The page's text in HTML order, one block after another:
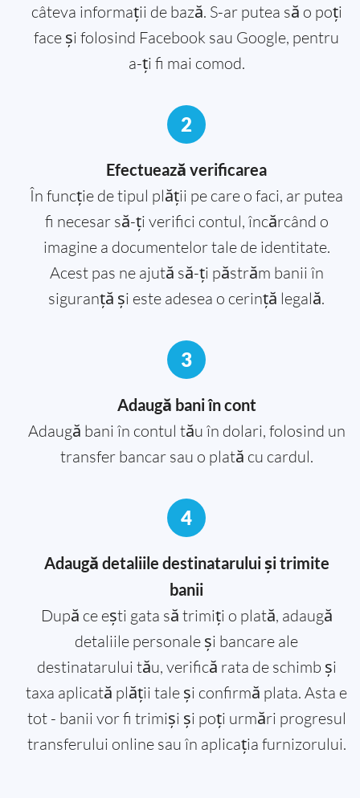
câteva informații de bază. S-ar putea să o poți
face și folosind Facebook sau Google, pentru
a-ți fi mai comod.
2
Efectuează verificarea
În funcție de tipul plății pe care o faci, ar putea
fi necesar să-ți verifici contul, încărcând o
imagine a documentelor tale de identitate.
Acest pas ne ajută să-ți păstrăm banii în
siguranță și este adesea o cerință legală.
3
Adaugă bani în cont
Adaugă bani în contul tău în dolari, folosind un
transfer bancar sau o plată cu cardul.
4
Adaugă detaliile destinatarului și trimite
banii
După ce ești gata să trimiți o plată, adaugă
detaliile personale și bancare ale
destinatarului tău, verifică rata de schimb și
taxa aplicată plății tale și confirmă plata. Asta e
tot - banii vor fi trimiși și poți urmări progresul
transferului online sau în aplicația furnizorului.